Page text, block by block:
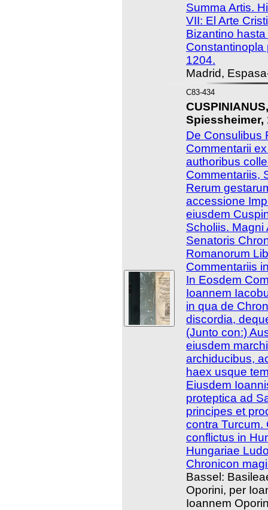
Summa Artis.
VII: El Arte
Bizantino
Constantinopla
1204.
Madrid,
C83-434
Spiessheimer,
De Consulibus
Commentarii
authoribus
Commentariis,
Rerum
accessione
eiusdem
Scholiis. Magni
Senatoris
Romanorum
Commentariis
In Eosdem
Ioannem
in qua de
discordia,
(Junto con:)
eiusdem
archiducibus,
haex usque
Eiusdem
proteptica ad
principes et
contra Turcum.
conflictus in
Hungariae
Chronicon
Bassel:
Oporini, per
Ioannem